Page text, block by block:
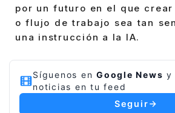
por un futuro en el que
o flujo de trabajo sea tan
una instrucción a la IA.
Síguenos en Google News y
noticias en tu feed
Seguir